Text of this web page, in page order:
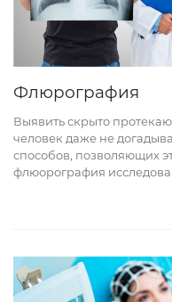
Флюрография
Выявить скрыто
человек даже не
способов, позволяющих
флюорография